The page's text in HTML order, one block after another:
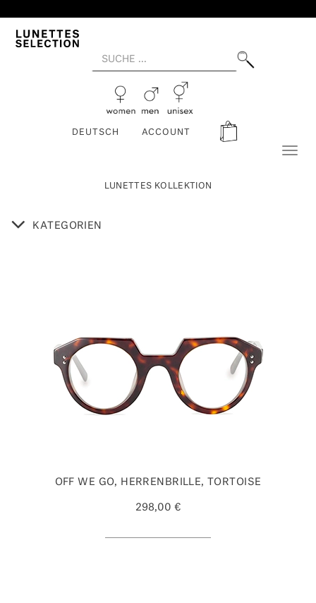
DEUTSCH ACCOUNT
LUNETTES KOLLEKTION
KATEGORIEN
OFF WE GO, HERRENBRILLE, TORTOISE
298,00 €